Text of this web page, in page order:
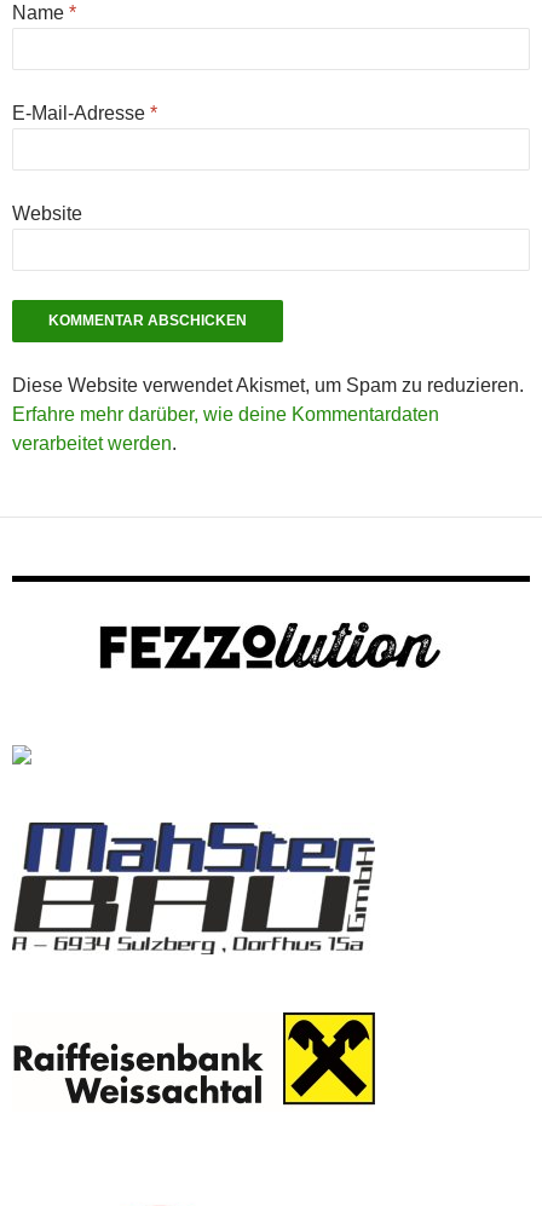
Name *
E-Mail-Adresse *
Website
Diese Website verwendet Akismet, um Spam zu reduzieren.
Erfahre mehr darüber, wie deine Kommentardaten
verarbeitet werden.